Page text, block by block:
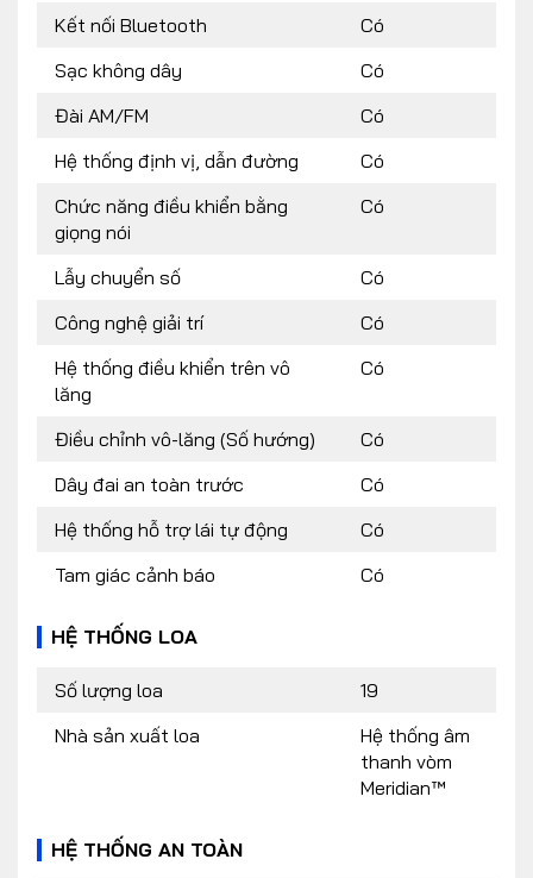
Kết nối Bluetooth
Có
Sạc không dây
Có
Đài AM/FM
Có
Hệ thống định vị, dẫn đường
Có
Chức năng điều khiển bằng
giọng nói
Có
Lẫy chuyển số
Có
Công nghệ giải trí
Có
Hệ thống điều khiển trên vô
lăng
Có
Điều chỉnh vô-lăng (Số hướng)
Có
Dây đai an toàn trước
Có
Hệ thống hỗ trợ lái tự động
Có
Tam giác cảnh báo
Có
HỆ THỐNG LOA
Số lượng loa
19
Nhà sản xuất loa
Hệ thống âm
thanh vòm
Meridian™
HỆ THỐNG AN TOÀN